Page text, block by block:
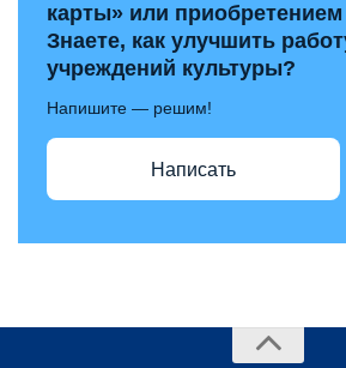
карты» или
Знаете, как улучшить
учреждений культуры?
Напишите — решим!
Написать